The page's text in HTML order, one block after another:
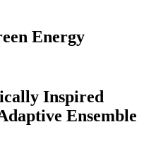
Energy
Inspired
Ensemble